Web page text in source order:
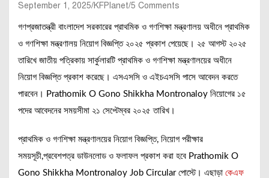
September 1, 2025 KFPlanet 5 Comments
গণপ্রজাতন্ত্রী বাংলাদেশ সরকারের প্রাথমিক ও গণশিক্ষা মন্ত্রণালয় অধীনে প্রাথমিক
ও গণশিক্ষা মন্ত্রণালয় নিয়োগ বিজ্ঞপ্তি ২০২৫ প্রকাশ পেয়েছে। ২৫ আগস্ট ২০২৫
তারিখে জাতীয় পত্রিকায় সার্কুলারটি প্রাথমিক ও গণশিক্ষা মন্ত্রণালয়ের অধীনে
নিয়োগ বিজ্ঞপ্তি প্রকাশ করেছে। এসএসসি ও এইচএসসি পাসে আবেদন করতে
পারবেন। Prathomik O Gono Shikkha Montronaloy নিয়োগের ১৫
পদের আবেদনের সময়সীমা ২১ সেপ্টেম্বর ২০২৫ তারিখ।
প্রাথমিক ও গণশিক্ষা মন্ত্রণালয়ের নিয়োগ বিজ্ঞপ্তি, নিয়োগ পরীক্ষার
সময়সূচী,প্রবেশপত্র ডাউনলোড ও ফলাফল প্রকাশ করা হবে Prathomik O
Gono Shikkha Montronaloy Job Circular পোস্টে। এছাড়া কেএফ